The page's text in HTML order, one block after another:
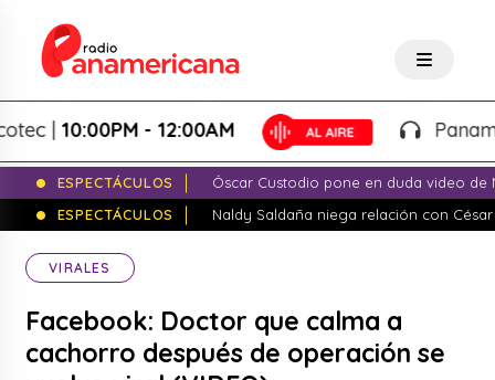
|10:00PM - 12:00AM
ESPECTÁCULOS
Óscar Custodio pone en duda video de
ESPECTÁCULOS
Naldy Saldaña niega relación con
VIRALES
Facebook: Doctor que calma a
cachorro después de operación se